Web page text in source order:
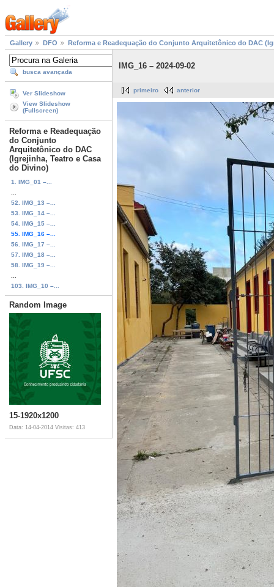
Gallery DFO Reforma e Readequação do Conjunto Arquitetônico do DAC
busca avançada
Ver Slideshow
View Slideshow
(Fullscreen)
Reforma e Readequação
do Conjunto
Arquitetônico do DAC
(Igrejinha, Teatro e Casa
do Divino)
1. IMG_01 –...
52. IMG_13 –...
53. IMG_14 –...
54. IMG_15 –...
55. IMG_16 –...
56. IMG_17 –...
57. IMG_18 –...
58. IMG_19 –...
103. IMG_10 –...
Random Image
15-1920x1200
Data: 14-04-2014 Visitas: 413
IMG_16 – 2024-09-02
primeiro anterior